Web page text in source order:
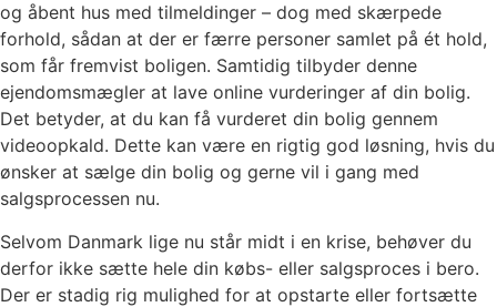
og åbent hus med tilmeldinger – dog med skærpede
forhold, sådan at der er færre personer samlet på ét hold,
som får fremvist boligen. Samtidig tilbyder denne
ejendomsmægler at lave online vurderinger af din bolig.
Det betyder, at du kan få vurderet din bolig gennem
videoopkald. Dette kan være en rigtig god løsning, hvis du
ønsker at sælge din bolig og gerne vil i gang med
salgsprocessen nu.
Selvom Danmark lige nu står midt i en krise, behøver du
derfor ikke sætte hele din købs- eller salgsproces i bero.
Der er stadig rig mulighed for at opstarte eller fortsætte